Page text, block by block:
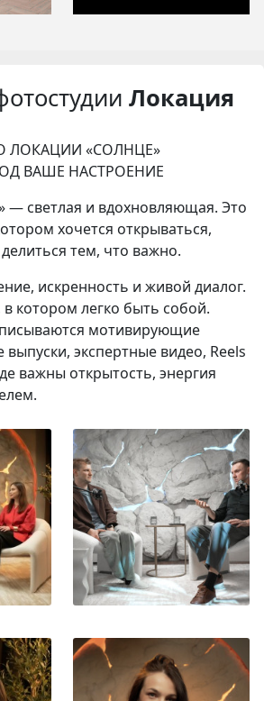
Локация
ЛОКАЦИИ «СОЛНЦЕ»
ВАШЕ НАСТРОЕНИЕ
— светлая и вдохновляющая. Это
хочется открываться,
тем, что важно.
искренность и живой диалог.
котором легко быть собой.
мотивирующие
экспертные видео, Reels
важны открытость, энергия